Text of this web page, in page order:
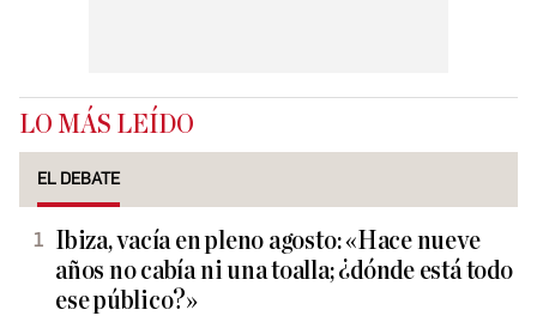
LO MÁS LEÍDO
EL DEBATE
Ibiza, vacía en pleno agosto: «Hace nueve
años no cabía ni una toalla; ¿dónde está todo
ese público?»